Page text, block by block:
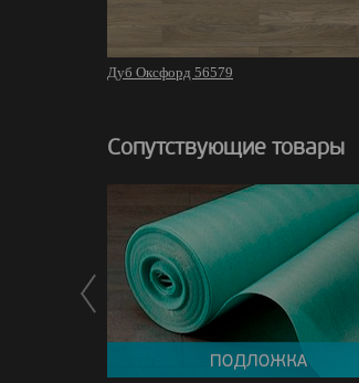
Дуб Оксфорд 56579
Сопутствующие товары